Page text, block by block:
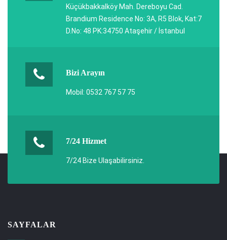
Küçükbakkalköy Mah. Dereboyu Cad.
Brandium Residence No: 3A, R5 Blok, Kat:7
D.No: 48 PK:34750 Ataşehir / İstanbul
Bizi Arayın
Mobil: 0532 767 57 75
7/24 Hizmet
7/24 Bize Ulaşabilirsiniz.
SAYFALAR